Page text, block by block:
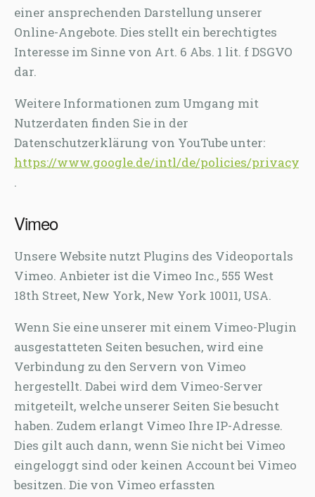
einer ansprechenden Darstellung unserer
Online-Angebote. Dies stellt ein berechtigtes
Interesse im Sinne von Art. 6 Abs. 1 lit. f DSGVO
dar.
Weitere Informationen zum Umgang mit
Nutzerdaten finden Sie in der
Datenschutzerklärung von YouTube unter:
https://www.google.de/intl/de/policies/privacy
.
Vimeo
Unsere Website nutzt Plugins des Videoportals
Vimeo. Anbieter ist die Vimeo Inc., 555 West
18th Street, New York, New York 10011, USA.
Wenn Sie eine unserer mit einem Vimeo-Plugin
ausgestatteten Seiten besuchen, wird eine
Verbindung zu den Servern von Vimeo
hergestellt. Dabei wird dem Vimeo-Server
mitgeteilt, welche unserer Seiten Sie besucht
haben. Zudem erlangt Vimeo Ihre IP-Adresse.
Dies gilt auch dann, wenn Sie nicht bei Vimeo
eingeloggt sind oder keinen Account bei Vimeo
besitzen. Die von Vimeo erfassten